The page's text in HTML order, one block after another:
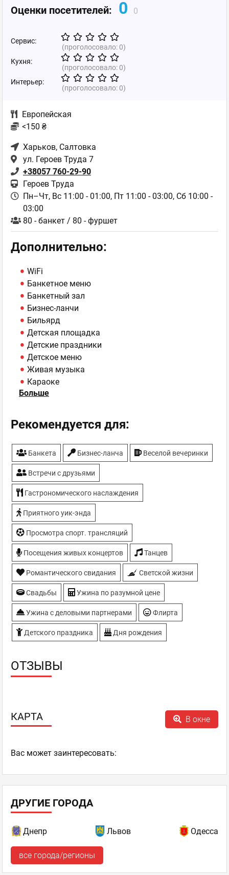
Оценки посетителей: 0 0
Сервис:
(проголосовало:0)
Кухня:
(проголосовало:0)
Интерьер:
(проголосовало:0)
Европейская
<150 ₴
Харьков, Салтовка
ул. Героев Труда 7
+38057 760-29-90
Героев Труда
Пн–Чт, Вс 11:00 - 01:00, Пт 11:00 - 03:00, Сб 10:00 -
03:00
80 - банкет / 80 - фуршет
Дополнительно:
WiFi
Банкетное меню
Банкетный зал
Бизнес-ланчи
Бильярд
Детская площадка
Детские праздники
Детское меню
Живая музыка
Караоке
Лаунж-зона
Танцпол
ТВ-плазмы
Больше
Рекомендуется для:
Банкета Бизнес-ланча Веселой вечеринки
Встречи с друзьями
Гастрономического наслаждения
Приятного уик-энда
Просмотра спорт. трансляций
Посещения живых концертов Танцев
Романтического свидания Светской жизни
Свадьбы Ужина по разумной цене
Ужина с деловыми партнерами Флирта
Детского праздника Дня рождения
ОТЗЫВЫ
КАРТА В окне
Ваc может заинтересовать:
ДРУГИЕ ГОРОДА
Днепр Львов Одесса
все города/регионы